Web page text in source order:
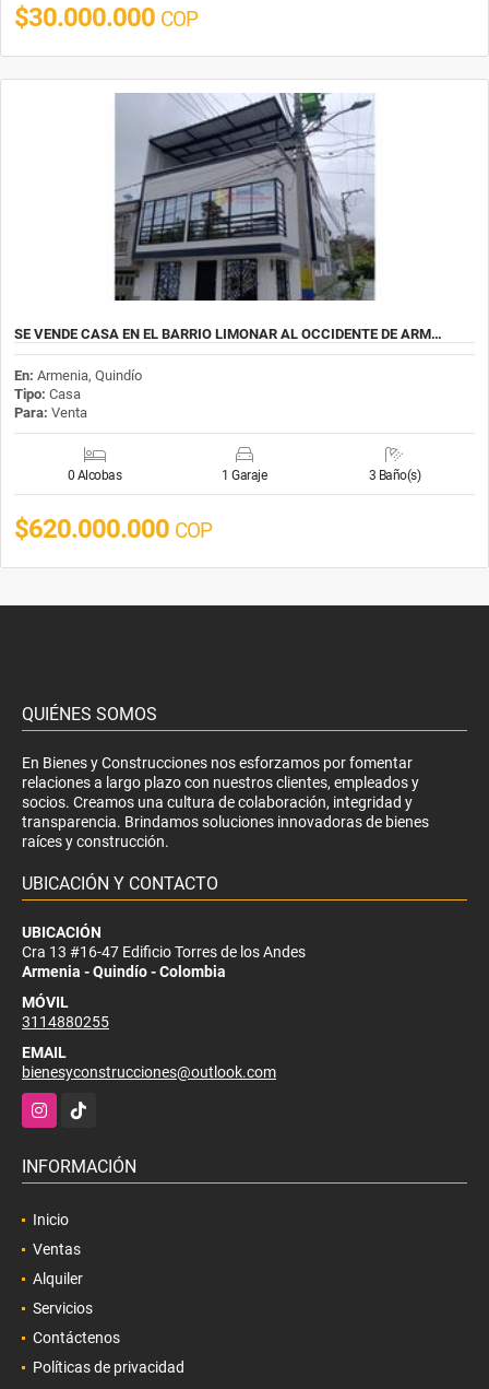
$30.000.000 COP
SE VENDE CASA EN EL BARRIO LIMONAR AL OCCIDENTE DE ARM…
En: Armenia, Quindío
Tipo: Casa
Para: Venta
0 Alcobas 1 Garaje 3 Baño(s)
$620.000.000 COP
QUIÉNES SOMOS
En Bienes y Construcciones nos esforzamos por fomentar
relaciones a largo plazo con nuestros clientes, empleados y
socios. Creamos una cultura de colaboración, integridad y
transparencia. Brindamos soluciones innovadoras de bienes
raíces y construcción.
UBICACIÓN Y CONTACTO
UBICACIÓN
Cra 13 #16-47 Edificio Torres de los Andes
Armenia - Quindío - Colombia
MÓVIL
3114880255
EMAIL
bienesyconstrucciones@outlook.com
Instagram
TikTok
INFORMACIÓN
Inicio
Ventas
Alquiler
Servicios
Contáctenos
Políticas de privacidad